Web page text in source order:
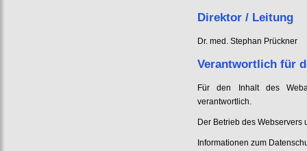
Direktor / Leitung
Dr. med. Stephan Prückner
Verantwortlich für
Für den Inhalt des
verantwortlich.
Der Betrieb des
Informationen zum